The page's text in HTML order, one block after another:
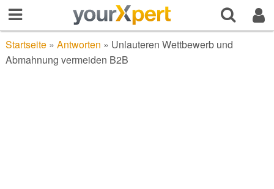
Startseite» Antworten » Unlauteren Wettbewerb und
Abmahnung vermeiden B2B